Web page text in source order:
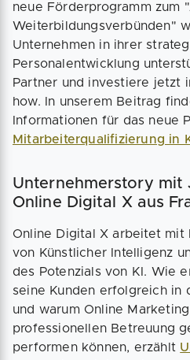
neue Förderprogramm zum
Weiterbildungsverbünden"
Unternehmen in ihrer
Personalentwicklung
Partner und investiere jetzt
how. In unserem Beitrag
Informationen für das neue
Mitarbeiterqualifizierung in
Unternehmerstory mit
Online Digital X aus
Online Digital X arbeitet mit
von Künstlicher Intelligenz
des Potenzials von KI. Wie
seine Kunden erfolgreich in
und warum Online
professionellen Betreuung
performen können, erzählt